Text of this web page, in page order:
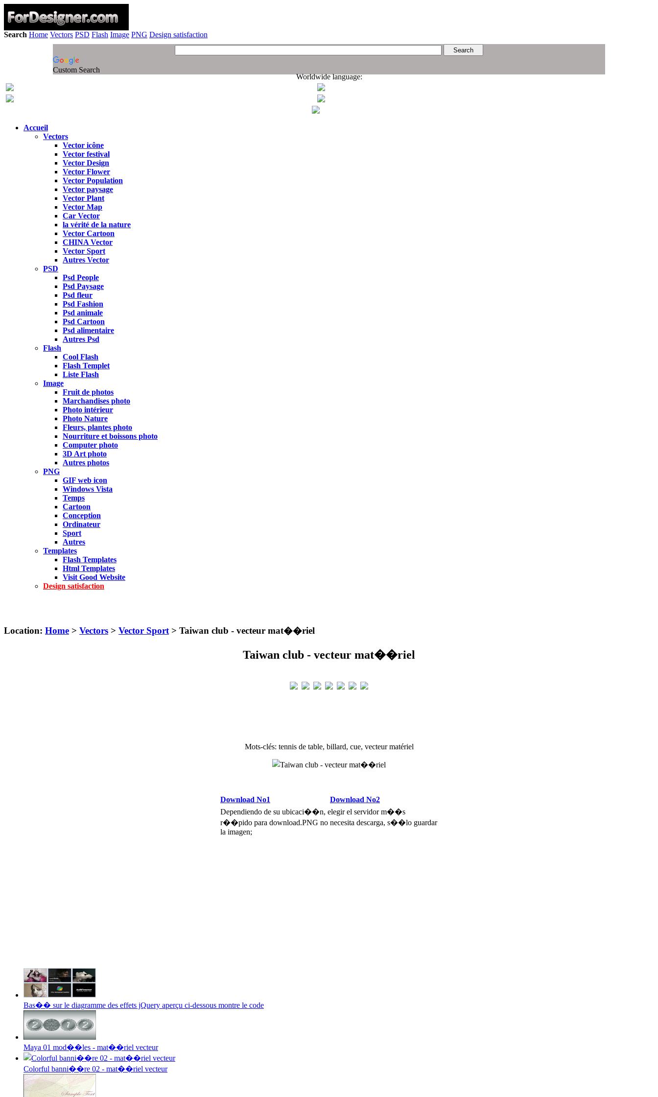
Search Home Vectors PSD Flash Image PNG Design satisfaction
Custom Search
Worldwide language:
Accueil
Vectors
Vector icône
Vector festival
Vector Design
Vector Flower
Vector Population
Vector paysage
Vector Plant
Vector Map
Car Vector
la vérité de la nature
Vector Cartoon
CHINA Vector
Vector Sport
Autres Vector
PSD
Psd People
Psd Paysage
Psd fleur
Psd Fashion
Psd animale
Psd Cartoon
Psd alimentaire
Autres Psd
Flash
Cool Flash
Flash Templet
Liste Flash
Image
Fruit de photos
Marchandises photo
Photo intérieur
Photo Nature
Fleurs, plantes photo
Nourriture et boissons photo
Computer photo
3D Art photo
Autres photos
PNG
GIF web icon
Windows Vista
Temps
Cartoon
Conception
Ordinateur
Sport
Autres
Templates
Flash Templates
Html Templates
Visit Good Website
Design satisfaction
Location: Home > Vectors > Vector Sport > Taiwan club - vecteur mat��riel
Taiwan club - vecteur mat��riel
Mots-clés: tennis de table, billard, cue, vecteur matériel
Download No1
Download No2
Dependiendo de su ubicaci��n, elegir el servidor m��s
r��pido para download.PNG no necesita descarga, s��lo guardar
la imagen;
Bas�� sur le diagramme des effets jQuery aperçu ci-dessous montre le code
Maya 01 mod��les - mat��riel vecteur
Colorful banni��re 02 - mat��riel vecteur